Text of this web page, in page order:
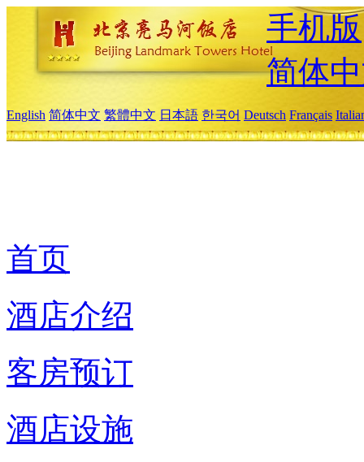
手机版
简体
English 简体中文 繁體中文 日本語 한국어 Deutsch Français
首页
酒店介绍
客房预订
酒店设施